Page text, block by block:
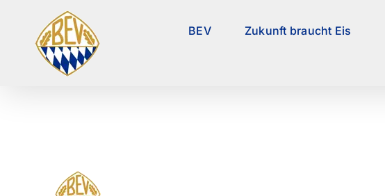
springen
BEV Zukunft braucht Eis